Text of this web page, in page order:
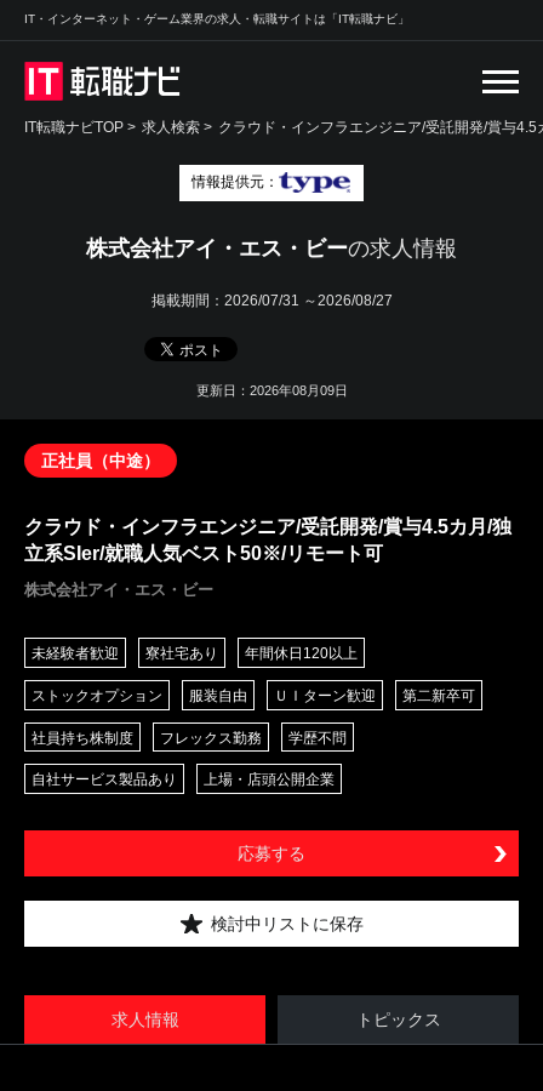
IT・インターネット・ゲーム業界の求人・転職サイトは「IT転職ナビ」
IT転職ナビTOP > 求人検索 > クラウド・インフラエンジニア/受託開発/賞与
情報提供元：
株式会社アイ・エス・ビーの求人情報
掲載期間： 2026/07/31 ～2026/08/27
更新日：2026年08月09日
正社員（中途）
クラウド・インフラエンジニア/受託開発/賞与4.5カ月/独
立系SIer/就職人気ベスト50※/リモート可
株式会社アイ・エス・ビー
未経験者歓迎 寮社宅あり 年間休日120以上
ストックオプション 服装自由 ＵＩターン歓迎 第二新卒可
社員持ち株制度 フレックス勤務 学歴不問
自社サービス製品あり 上場・店頭公開企業
応募する
検討中リストに保存
求人情報 トピックス